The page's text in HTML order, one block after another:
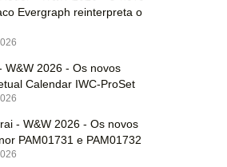
Evergraph reinterpreta o
W&W 2026 - Os novos
Calendar IWC-ProSet
- W&W 2026 - Os novos
PAM01731 e PAM01732